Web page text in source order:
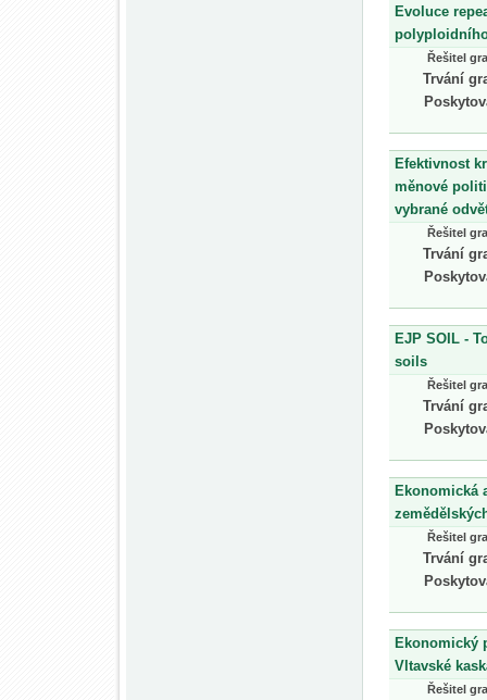
Evoluce
Řešitel
Trvání
Efektivnost
měnové
vybrané
Řešitel
Trvání
EJP SOIL -
soils
Řešitel
Trvání
Ekonomická
Řešitel
Trvání
Ekonomický
Vltavské
Řešitel